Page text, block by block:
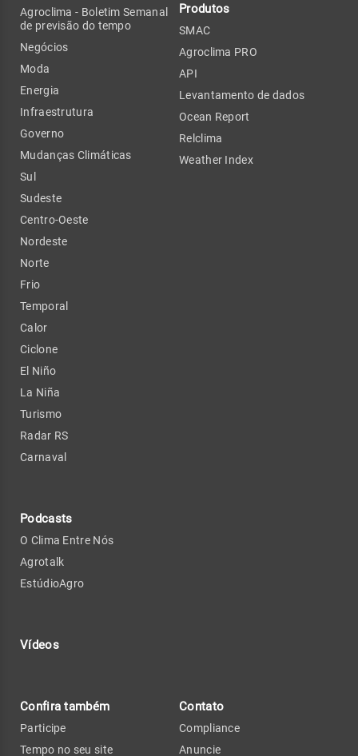
Agroclima - Boletim Semanal
de previsão do tempo
Negócios
Moda
Energia
Infraestrutura
Governo
Mudanças Climáticas
Sul
Sudeste
Centro-Oeste
Nordeste
Norte
Frio
Temporal
Calor
Ciclone
El Niño
La Niña
Turismo
Radar RS
Carnaval
Podcasts
O Clima Entre Nós
Agrotalk
EstúdioAgro
Vídeos
Produtos
SMAC
Agroclima PRO
API
Levantamento de dados
Ocean Report
Relclima
Weather Index
Confira também
Participe
Tempo no seu site
Contato
Compliance
Anuncie